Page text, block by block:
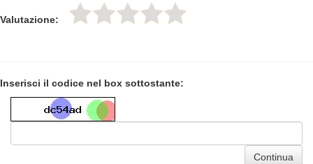
Valutazione:
Inserisci il codice nel box sottostante:
Continua